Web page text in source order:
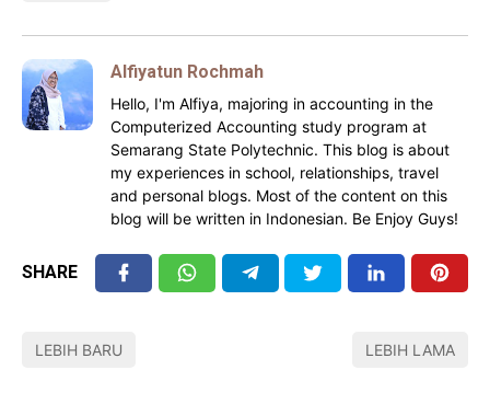
Alfiyatun Rochmah
Hello, I'm Alfiya, majoring in accounting in the
Computerized Accounting study program at
Semarang State Polytechnic. This blog is about
my experiences in school, relationships, travel
and personal blogs. Most of the content on this
blog will be written in Indonesian. Be Enjoy Guys!
SHARE
LEBIH BARU LEBIH LAMA